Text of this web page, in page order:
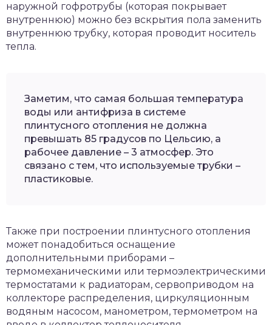
наружной гофротрубы (которая покрывает
внутреннюю) можно без вскрытия пола заменить
внутреннюю трубку, которая проводит носитель
тепла.
Заметим, что самая большая температура
воды или антифриза в системе
плинтусного отопления не должна
превышать 85 градусов по Цельсию, а
рабочее давление – 3 атмосфер. Это
связано с тем, что используемые трубки –
пластиковые.
Также при построении плинтусного отопления
может понадобиться оснащение
дополнительными приборами –
термомеханическими или термоэлектрическими
термостатами к радиаторам, сервоприводом на
коллекторе распределения, циркуляционным
водяным насосом, манометром, термометром на